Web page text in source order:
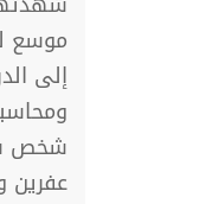
موسع
إلى
شخص
عفرين